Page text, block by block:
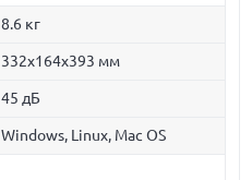
8.6 кг
332x164x393 мм
45 дБ
Windows, Linux, Mac OS